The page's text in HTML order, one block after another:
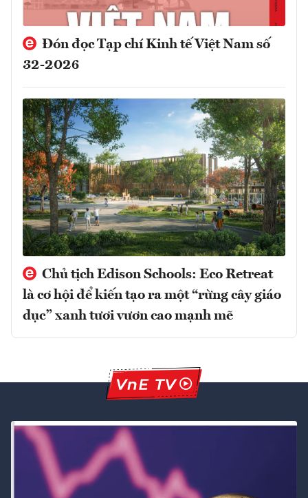
Đón đọc Tạp chí Kinh tế Việt Nam số
32-2026
Chủ tịch Edison Schools: Eco Retreat
là cơ hội để kiến tạo ra một “rừng cây giáo
dục” xanh tươi vươn cao mạnh mẽ